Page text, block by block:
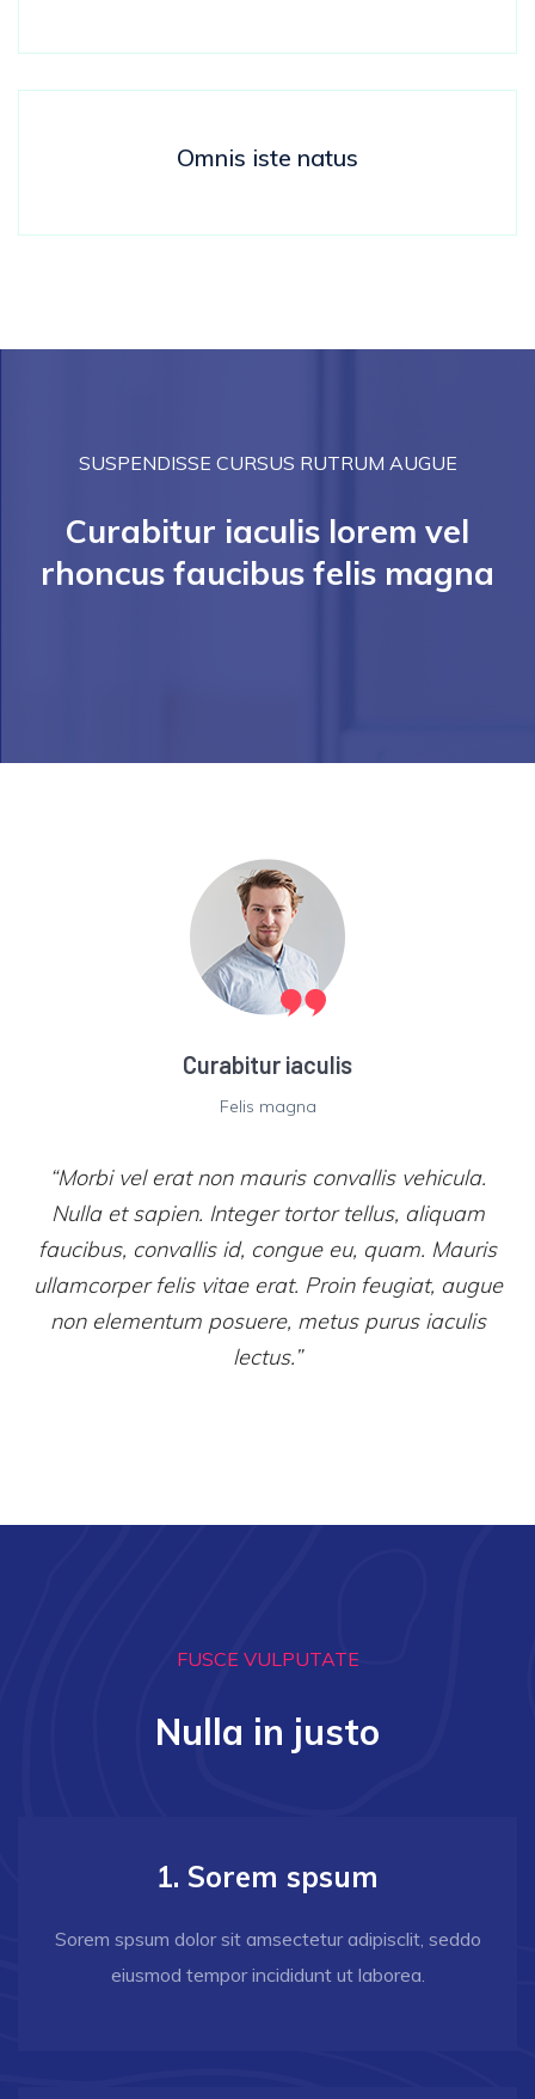
Omnis iste natus
SUSPENDISSE CURSUS RUTRUM AUGUE
Curabitur iaculis lorem vel
rhoncus faucibus felis magna
Curabitur iaculis
Felis magna
“Morbi vel erat non mauris convallis vehicula.
Nulla et sapien. Integer tortor tellus, aliquam
faucibus, convallis id, congue eu, quam. Mauris
ullamcorper felis vitae erat. Proin feugiat, augue
non elementum posuere, metus purus iaculis
lectus.”
FUSCE VULPUTATE
Nulla in justo
1. Sorem spsum
Sorem spsum dolor sit amsectetur adipisclit, seddo
eiusmod tempor incididunt ut laborea.